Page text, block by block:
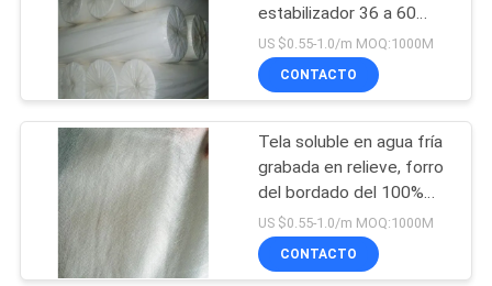
SOBRE
NOSOTROS
RECORRIDO
POR
FÁBRICA
estabilizador 36 a 60
pulgadas solubles en
agua no tejidas opcional
US $0.55-1.0/m MOQ:1000M
CONTACTO
Tela soluble en agua fría
grabada en relieve, forro
del bordado del 100%
PVA
US $0.55-1.0/m MOQ:1000M
CONTACTO